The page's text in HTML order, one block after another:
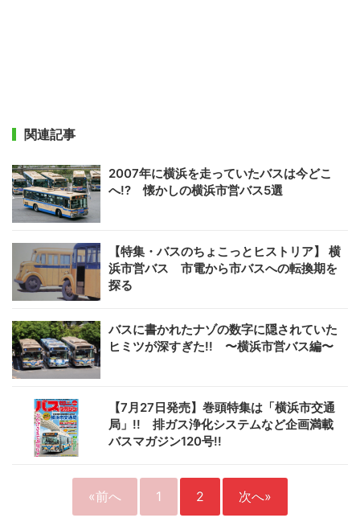
関連記事
2007年に横浜を走っていたバスは今どこ
へ!? 懐かしの横浜市営バス5選
【特集・バスのちょこっとヒストリア】 横
浜市営バス 市電から市バスへの転換期を
探る
バスに書かれたナゾの数字に隠されていた
ヒミツが深すぎた!! 〜横浜市営バス編〜
【7月27日発売】巻頭特集は「横浜市交通
局」!! 排ガス浄化システムなど企画満載
バスマガジン120号!!
«前へ 1 2 次へ»